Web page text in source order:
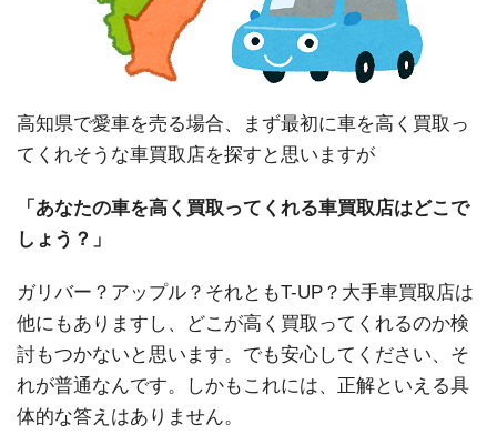
高知県で愛車を売る場合、まず最初に車を高く買取っ
てくれそうな車買取店を探すと思いますが
「あなたの車を高く買取ってくれる車買取店はどこで
しょう？」
ガリバー？アップル？それともT-UP？大手車買取店は
他にもありますし、どこが高く買取ってくれるのか検
討もつかないと思います。でも安心してください、そ
れが普通なんです。しかもこれには、正解といえる具
体的な答えはありません。